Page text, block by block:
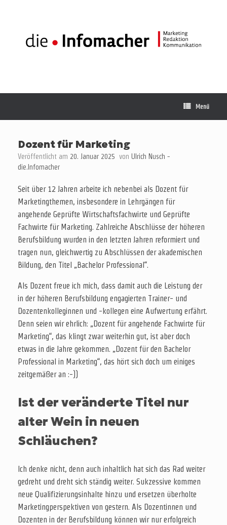
Menü
Dozent für Marketing
Veröffentlicht am 20. Januar 2025 von Ulrich Nusch -
die.Infomacher
Seit über 12 Jahren arbeite ich nebenbei als Dozent für
Marketingthemen, insbesondere in Lehrgängen für
angehende Geprüfte Wirtschaftsfachwirte und Geprüfte
Fachwirte für Marketing. Zahlreiche Abschlüsse der höheren
Berufsbildung wurden in den letzten Jahren reformiert und
tragen nun, gleichwertig zu Abschlüssen der akademischen
Bildung, den Titel „Bachelor Professional“.
Als Dozent freue ich mich, dass damit auch die Leistung der
in der höheren Berufsbildung engagierten Trainer- und
Dozentenkolleginnen und -kollegen eine Aufwertung erfährt.
Denn seien wir ehrlich: „Dozent für angehende Fachwirte für
Marketing“, das klingt zwar weiterhin gut, ist aber doch
etwas in die Jahre gekommen. „Dozent für den Bachelor
Professional in Marketing“, das hört sich doch um einiges
zeitgemäßer an :-))
Ist der veränderte Titel nur
alter Wein in neuen
Schläuchen?
Ich denke nicht, denn auch inhaltlich hat sich das Rad weiter
gedreht und dreht sich ständig weiter. Sukzessive kommen
neue Qualifizierungsinhalte hinzu und ersetzen überholte
Marketingperspektiven von gestern. Als Dozentinnen und
Dozenten in der Berufsbildung können wir nur erfolgreich